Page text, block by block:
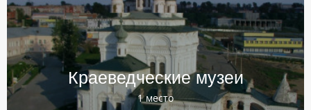
Краеведческие музеи
1 место